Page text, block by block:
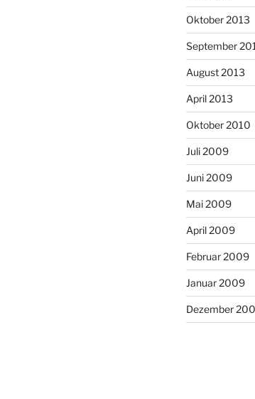
Oktober 2013
September
August 2013
April 2013
Oktober 2010
Juli 2009
Juni 2009
Mai 2009
April 2009
Februar 2009
Januar 2009
Dezember